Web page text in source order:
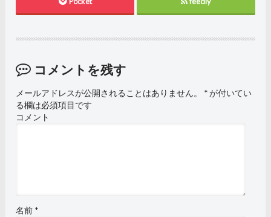
コメントを残す
メールアドレスが公開されることはありません。 *が付いてい
る欄は必須項目です
コメント
名前 *